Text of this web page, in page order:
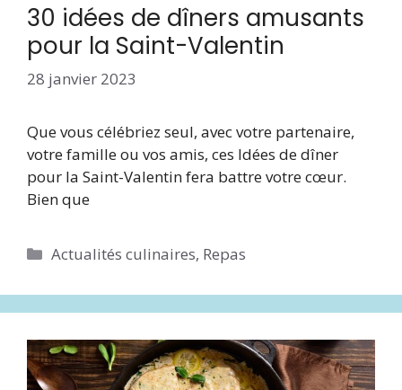
30 idées de dîners amusants
pour la Saint-Valentin
28 janvier 2023
Que vous célébriez seul, avec votre partenaire,
votre famille ou vos amis, ces Idées de dîner
pour la Saint-Valentin fera battre votre cœur.
Bien que
Catégories
Actualités culinaires, Repas